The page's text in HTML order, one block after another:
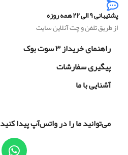
پشتیبانی ۹ الی ۲۲ همه روزه
از طریق تلفن و چت آنلاین سایت
راهنمای خریداز ۳ سوت بوک
پیگیری سفارشات
آشنایی با ما
می‌توانید ما را در واتس‌آپ پیدا کنید